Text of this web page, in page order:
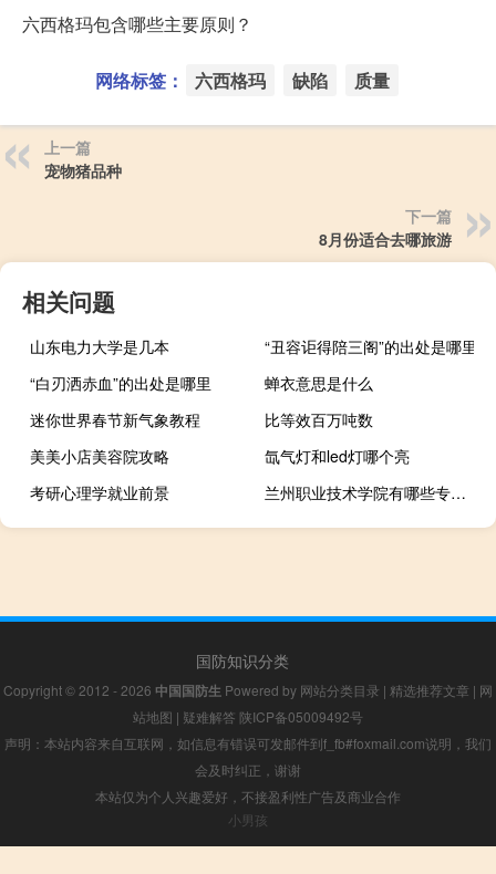
六西格玛包含哪些主要原则？
网络标签： 六西格玛 缺陷 质量
上一篇
宠物猪品种
下一篇
8月份适合去哪旅游
相关问题
山东电力大学是几本
“丑容讵得陪三阁”的出处是哪里
“白刃洒赤血”的出处是哪里
蝉衣意思是什么
迷你世界春节新气象教程
比等效百万吨数
美美小店美容院攻略
氙气灯和led灯哪个亮
考研心理学就业前景
兰州职业技术学院有哪些专业？
国防知识分类
Copyright © 2012 - 2026 中国国防生 Powered by 网站分类目录 | 精选推荐文章 | 网
站地图 | 疑难解答 陕ICP备05009492号
声明：本站内容来自互联网，如信息有错误可发邮件到f_fb#foxmail.com说明，我们
会及时纠正，谢谢
本站仅为个人兴趣爱好，不接盈利性广告及商业合作
小男孩